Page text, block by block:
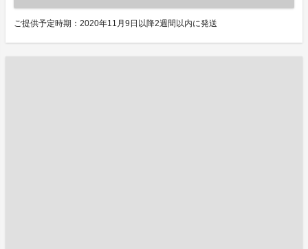
ご提供予定時期：2020年11月9日以降2週間以内に発送